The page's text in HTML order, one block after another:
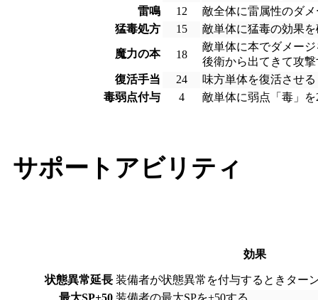
雷鳴
12
敵全体に雷属性のダ
猛毒処方
15 敵単体に猛毒の効果
魔力の本 18
敵単体に本でダメー
後衛から出てきて攻
復活手当
24
味方単体を復活させる
毒弱点付与
4 敵単体に弱点「毒」
サポートアビリティ
効果
状態異常延長 装備者が状態異常を付与するときター